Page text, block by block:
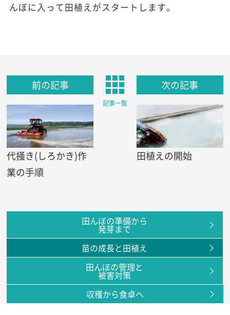
んぼに入って田植えがスタートします。
前の記事
代掻き(しろかき)作
業の手順
記事一覧
次の記事
田植えの開始
田んぼの準備から
発芽まで
苗の成長と田植え
田んぼの管理と
被害対策
収穫から食卓へ